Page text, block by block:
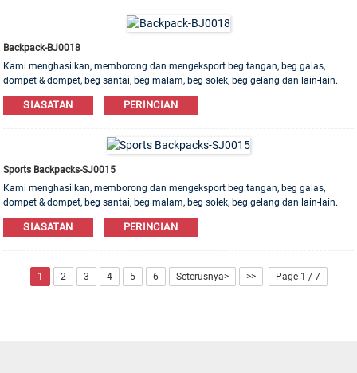
Backpack-BJ0018
Kami menghasilkan, memborong dan mengeksport beg tangan, beg galas,
dompet & dompet, beg santai, beg malam, beg solek, beg gelang dan lain-lain.
Bahan kulit, PU, ​​Kanvas, Nilon, Kapas ada. Pesanan OEM & ODM dialu-alukan!
SIASATAN PERINCIAN
Sports Backpacks-SJ0015
Kami menghasilkan, memborong dan mengeksport beg tangan, beg galas,
dompet & dompet, beg santai, beg malam, beg solek, beg gelang dan lain-lain.
Bahan kulit, PU, ​​Kanvas, Nilon, Kapas ada. Pesanan OEM & ODM dialu-alukan!
SIASATAN PERINCIAN
1 2 3 4 5 6 Seterusnya> >> Page 1 / 7